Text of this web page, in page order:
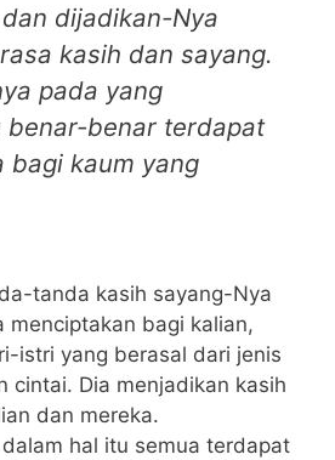
dijadikan-Nya
kasih dan sayang.
pada yang
benar-benar terdapat
bagi kaum yang
tanda kasih sayang-Nya
menciptakan bagi kalian,
istri yang berasal dari jenis
cintai. Dia menjadikan kasih
dan mereka.
hal itu semua terdapat